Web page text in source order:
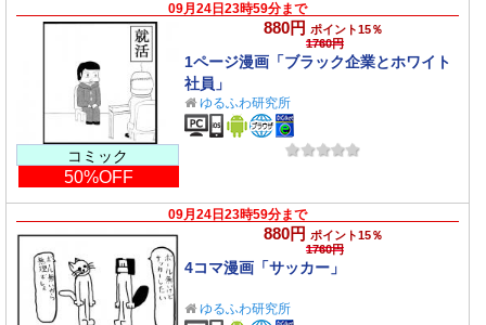
09月24日23時59分まで
コミック
50%OFF
880円 ポイント15％
1760円
1ページ漫画「ブラック企業とホワイト
社員」
ゆるふわ研究所
09月24日23時59分まで
880円 ポイント15％
1760円
4コマ漫画「サッカー」
ゆるふわ研究所